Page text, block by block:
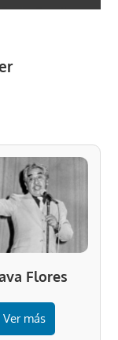
Flores
Ver más